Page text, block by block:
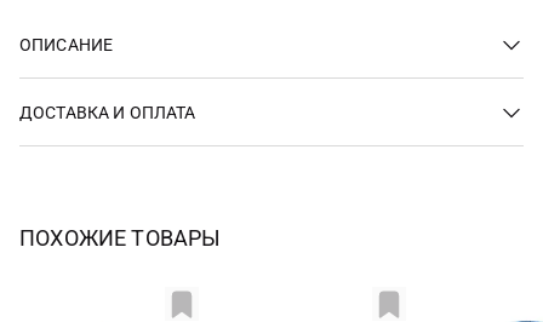
ОПИСАНИЕ
ДОСТАВКА И ОПЛАТА
ПОХОЖИЕ ТОВАРЫ